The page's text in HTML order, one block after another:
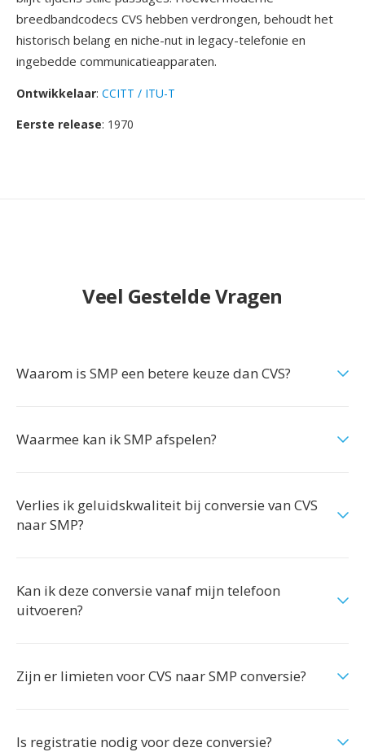
breedbandcodecs CVS hebben verdrongen, behoudt het
historisch belang en niche-nut in legacy-telefonie en
ingebedde communicatieapparaten.
Ontwikkelaar: CCITT / ITU-T
Eerste release: 1970
Veel Gestelde Vragen
Waarom is SMP een betere keuze dan CVS?
Waarmee kan ik SMP afspelen?
Verlies ik geluidskwaliteit bij conversie van CVS
naar SMP?
Kan ik deze conversie vanaf mijn telefoon
uitvoeren?
Zijn er limieten voor CVS naar SMP conversie?
Is registratie nodig voor deze conversie?